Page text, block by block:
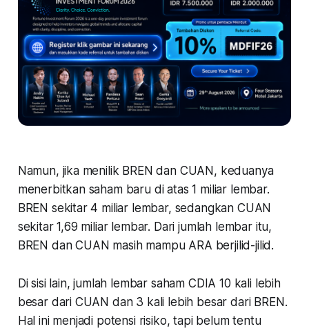
Namun, jika menilik BREN dan CUAN, keduanya
menerbitkan saham baru di atas 1 miliar lembar.
BREN sekitar 4 miliar lembar, sedangkan CUAN
sekitar 1,69 miliar lembar. Dari jumlah lembar itu,
BREN dan CUAN masih mampu ARA berjilid-jilid.
Di sisi lain, jumlah lembar saham CDIA 10 kali lebih
besar dari CUAN dan 3 kali lebih besar dari BREN.
Hal ini menjadi potensi risiko, tapi belum tentu